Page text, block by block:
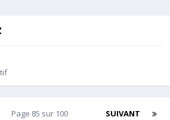
SUIVANT
Page 85 sur 100